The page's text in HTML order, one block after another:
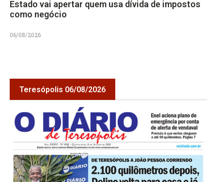
Estado vai apertar quem usa dívida de impostos
como negócio
06/08/2026
Teresópolis 06/08/2026